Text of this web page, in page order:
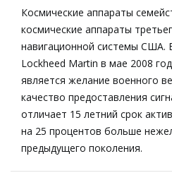
Космические аппараты
космические аппараты
навигационной системы
Lockheed Martin в мае 2008
является желание военного
качество предоставления
отличает 15 летний срок
на 25 процентов больше
предыдущего поколения.